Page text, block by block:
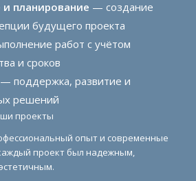
планирование — создание
будущего проекта
работ с учётом
и сроков
— поддержка, развитие и
решений
проекты
опыт и современные
проект был надежным,